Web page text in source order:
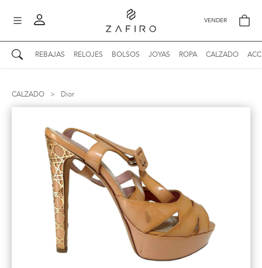
VENDER
REBAJAS RELOJES BOLSOS JOYAS ROPA CALZADO
Mis mensajes
Publicaciones
Compras
Cerrar sesión
CALZADO > Dior